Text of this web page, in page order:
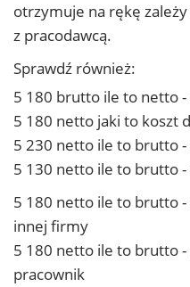
otrzymuje na rękę
z pracodawcą.
Sprawdź również:
5 180 brutto ile to netto
5 180 netto jaki to koszt
5 230 netto ile to brutto
5 130 netto ile to brutto
5 180 netto ile to brutto
innej firmy
5 180 netto ile to brutto -
pracownik